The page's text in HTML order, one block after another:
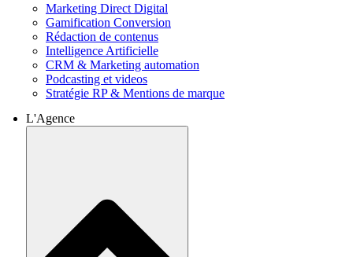
Marketing Direct Digital
Gamification Conversion
Rédaction de contenus
Intelligence Artificielle
CRM & Marketing automation
Podcasting et videos
Stratégie RP & Mentions de marque
L'Agence